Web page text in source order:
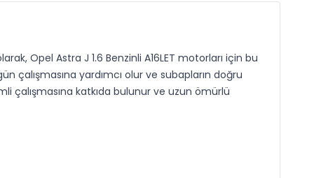
Opel Astra J 1.6 Benzinli A16LET motorları için bu
çalışmasına yardımcı olur ve subapların doğru
çalışmasına katkıda bulunur ve uzun ömürlü